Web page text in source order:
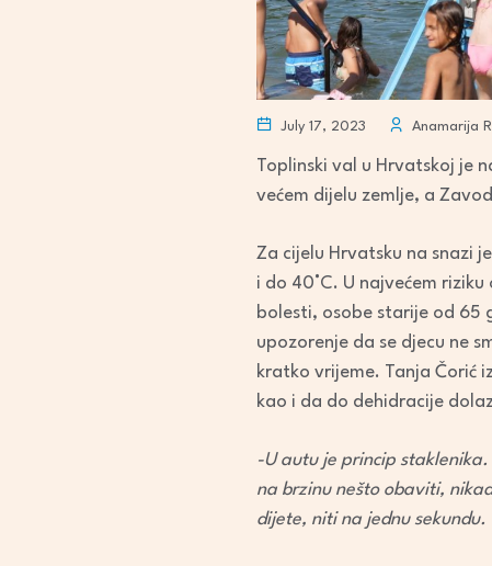
July 17, 2023 Anamarija
Toplinski val u Hrvatskoj je
većem dijelu zemlje, a
Za cijelu Hrvatsku na snazi
i do 40°C. U najvećem
bolesti, osobe starije od 65
upozorenje da se djecu ne
kratko vrijeme. Tanja Čorić
kao i da do dehidracije
-U autu je princip
na brzinu nešto obaviti,
dijete, niti na jednu sekundu.